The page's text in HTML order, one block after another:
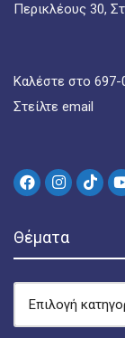
Περικλέους 30,
Καλέστε στο 697-
Στείλτε email
Θέματα
ΘΈΜΑΤΑ